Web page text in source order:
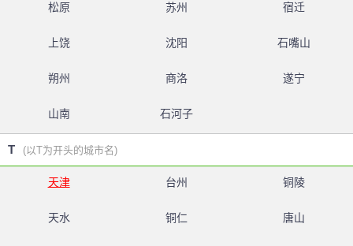
松原 苏州 宿迁
上饶 沈阳 石嘴山
朔州 商洛 遂宁
山南 石河子
T (以T为开头的城市名)
天津 台州 铜陵
天水 铜仁 唐山